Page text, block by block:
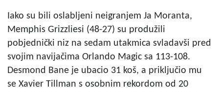
Iako su bili oslabljeni neigranjem Ja Moranta,
Memphis Grizzliesi (48-27) su produžili
pobjednički niz na sedam utakmica svladavši pred
svojim navijačima Orlando Magic sa 113-108.
Desmond Bane je ubacio 31 koš, a priključio mu
se Xavier Tillman s osobnim rekordom od 20